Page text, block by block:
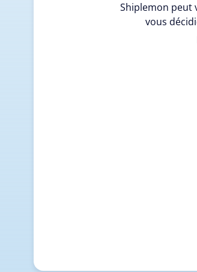
Shiplemon peut
vous